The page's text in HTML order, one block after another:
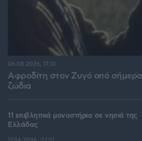
Αφροδίτη στον Ζυγό από
ζώδια
06.08.2026, 17:31
11 επιβλητικά μοναστήρια σε νησιά της
Ελλάδας